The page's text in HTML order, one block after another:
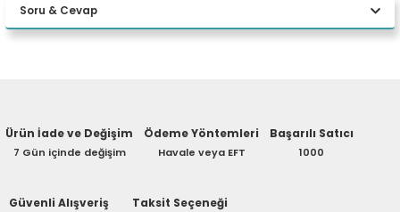
Yorum Yaz
Soru & Cevap
Soru Sor
Ürün İade ve Değişim
7 Gün içinde değişim
Ödeme Yöntemleri
Havale veya EFT
Başarılı Satıcı
1000
Güvenli Alışveriş Taksit Seçeneği